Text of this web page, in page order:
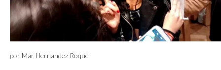
por Mar Hernandez Roque